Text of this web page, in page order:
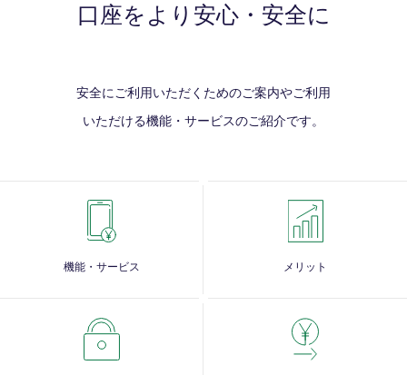
口座をより安心・安全に
安全にご利用いただくためのご案内やご利用
いただける機能・サービスのご紹介です。
機能・サービス メリット